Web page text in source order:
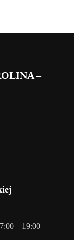
–
– 19:00